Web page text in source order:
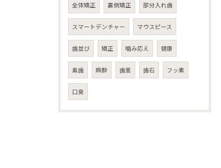
全体矯正 裏側矯正 部分入れ歯
スマートデンチャー マウスピース
歯並び 矯正 噛み応え 健康
奥歯 麻酔 歯茎 歯石 フッ素
口臭